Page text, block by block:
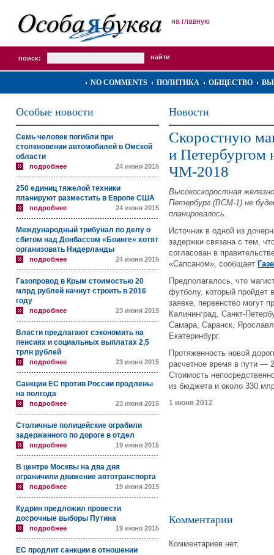
на главную
поиск:
NO COMMENTS ПОЛИТИКА ОБЩЕСТВО
Особые новости
Семь человек погибли при
столкновении автомобилей в Омской
области
подробнее 24 июня 2015
250 единиц тяжелой техники
планируют разместить в Европе США
подробнее 24 июня 2015
Международный трибунал по делу о
сбитом над Донбассом «Боинге» хотят
организовать Нидерланды
подробнее 24 июня 2015
Газопровод в Крым стоимостью 20
млрд рублей начнут строить в 2016
году
подробнее 23 июня 2015
Власти предлагают сэкономить на
пенсиях и социальных выплатах 2,5
трлн рублей
подробнее 23 июня 2015
Санкции ЕС против России продлены
на полгода
подробнее 23 июня 2015
Столичные полицейские ограбили
задержанного по дороге в отдел
подробнее 19 июня 2015
В центре Москвы на два дня
ограничили движение автотранспорта
подробнее 19 июня 2015
Кудрин предложил провести
досрочные выборы Путина
подробнее 19 июня 2015
ЕС продлит санкции в отношении
Новости
Скоростную
и Петербургом
ЧМ-2018
Высокоскоростная
Петербург (ВСМ-1) не
планировалось.
Источник в одной из
задержки связана с тем,
согласован в
«Сапсаном», сообщает
Предполагалось, что
футболу, который пройдет
заявке, первенство могут
Калининград, Санкт-
Самара, Саранск,
Екатеринбург.
Протяженность новой
расчетное время в пути —
Стоимость
из бюджета и около 330
1 июня 2012
Комментарии
Комментариев нет.